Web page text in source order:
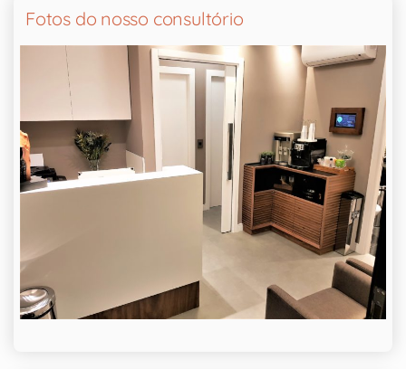
Fotos do nosso consultório